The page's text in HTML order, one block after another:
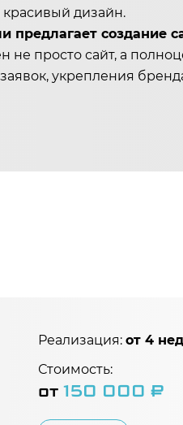
дизайн.
предлагает создание
не просто сайт, а
укрепления
Реализация: от 4
Стоимость:
от 150 000 ₽